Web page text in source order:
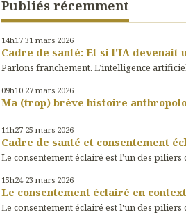
Publiés récemment
14h17 31 mars 2026
Cadre de santé: Et si l'IA devenait
Parlons franchement. L’intelligence
09h10 27 mars 2026
Ma (trop) brève histoire
11h27 25 mars 2026
Cadre de santé et consentement
Le consentement éclairé est l’un des piliers
15h24 23 mars 2026
Le consentement éclairé en
Le consentement éclairé est l'un des piliers